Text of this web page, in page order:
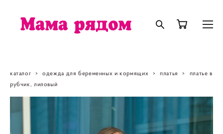
каталог > одежда для беременных и кормящих > платья >
платье в
рубчик, лиловый